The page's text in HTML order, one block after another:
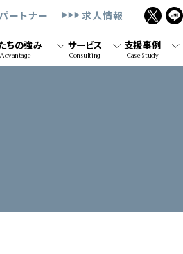
ートナー 求人情報
ちの強み
Advantage
サービス
Consulting
支援事例
Case Study